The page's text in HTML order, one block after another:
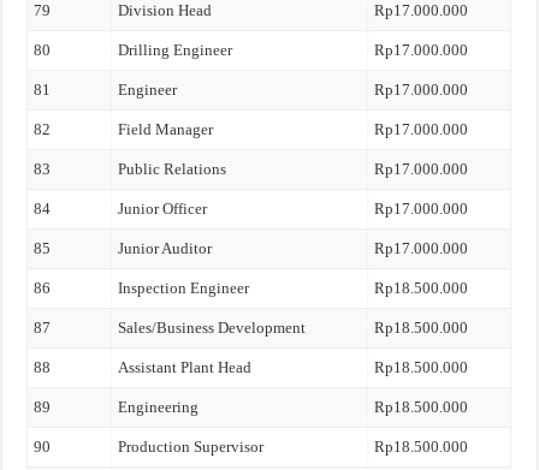
79 Division Head Rp17.000.000
80 Drilling Engineer Rp17.000.000
81 Engineer Rp17.000.000
82 Field Manager Rp17.000.000
83 Public Relations Rp17.000.000
84 Junior Officer Rp17.000.000
85 Junior Auditor Rp17.000.000
86 Inspection Engineer Rp18.500.000
87 Sales/Business Development Rp18.500.000
88 Assistant Plant Head Rp18.500.000
89 Engineering Rp18.500.000
90 Production Supervisor Rp18.500.000